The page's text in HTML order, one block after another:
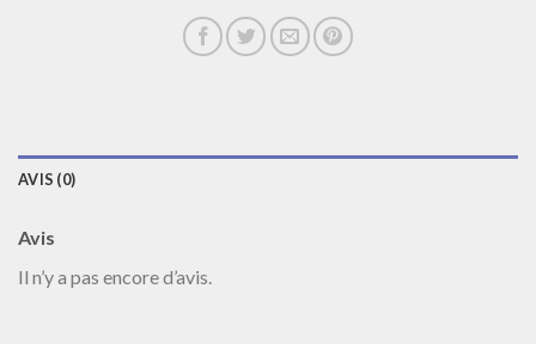
AVIS (0)
Avis
Il n’y a pas encore d’avis.